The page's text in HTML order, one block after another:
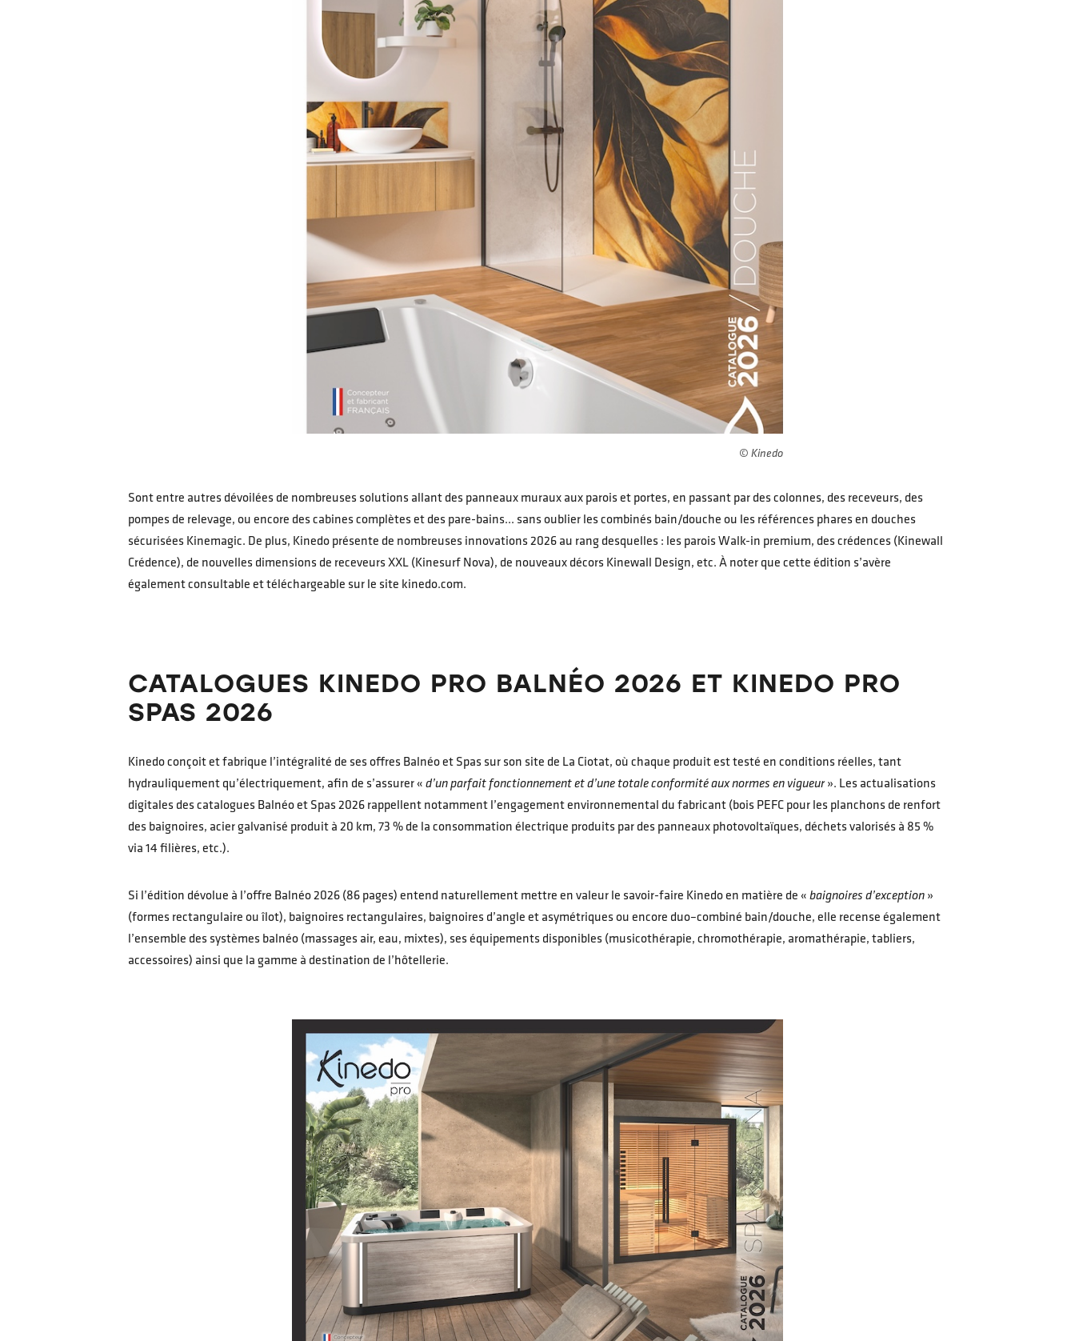
© Kinedo
Sont entre autres dévoilées de nombreuses solutions allant des panneaux muraux aux parois et portes, en passant par des colonnes, des receveurs, des
pompes de relevage, ou encore des cabines complètes et des pare-bains... sans oublier les combinés bain/douche ou les références phares en douches
sécurisées Kinemagic. De plus, Kinedo présente de nombreuses innovations 2026 au rang desquelles : les parois Walk-in premium, des crédences (Kinewall
Crédence), de nouvelles dimensions de receveurs XXL (Kinesurf Nova), de nouveaux décors Kinewall Design, etc. À noter que cette édition s’avère
également consultable et téléchargeable sur le site kinedo.com.
CATALOGUES KINEDO PRO BALNÉO 2026 ET KINEDO PRO
SPAS 2026
Kinedo conçoit et fabrique l’intégralité de ses offres Balnéo et Spas sur son site de La Ciotat, où chaque produit est testé en conditions réelles, tant
hydrauliquement qu’électriquement, afin de s’assurer « d’un parfait fonctionnement et d’une totale conformité aux normes en vigueur». Les actualisations
digitales des catalogues Balnéo et Spas 2026 rappellent notamment l’engagement environnemental du fabricant (bois PEFC pour les planchons de renfort
des baignoires, acier galvanisé produit à 20 km, 73 % de la consommation électrique produits par des panneaux photovoltaïques, déchets valorisés à 85 %
via 14 filières, etc.).
Si l’édition dévolue à l’offre Balnéo 2026 (86 pages) entend naturellement mettre en valeur le savoir-faire Kinedo en matière de « baignoires d’exception »
(formes rectangulaire ou îlot), baignoires rectangulaires, baignoires d’angle et asymétriques ou encore duo–combiné bain/douche, elle recense également
l’ensemble des systèmes balnéo (massages air, eau, mixtes), ses équipements disponibles (musicothérapie, chromothérapie, aromathérapie, tabliers,
accessoires) ainsi que la gamme à destination de l’hôtellerie.